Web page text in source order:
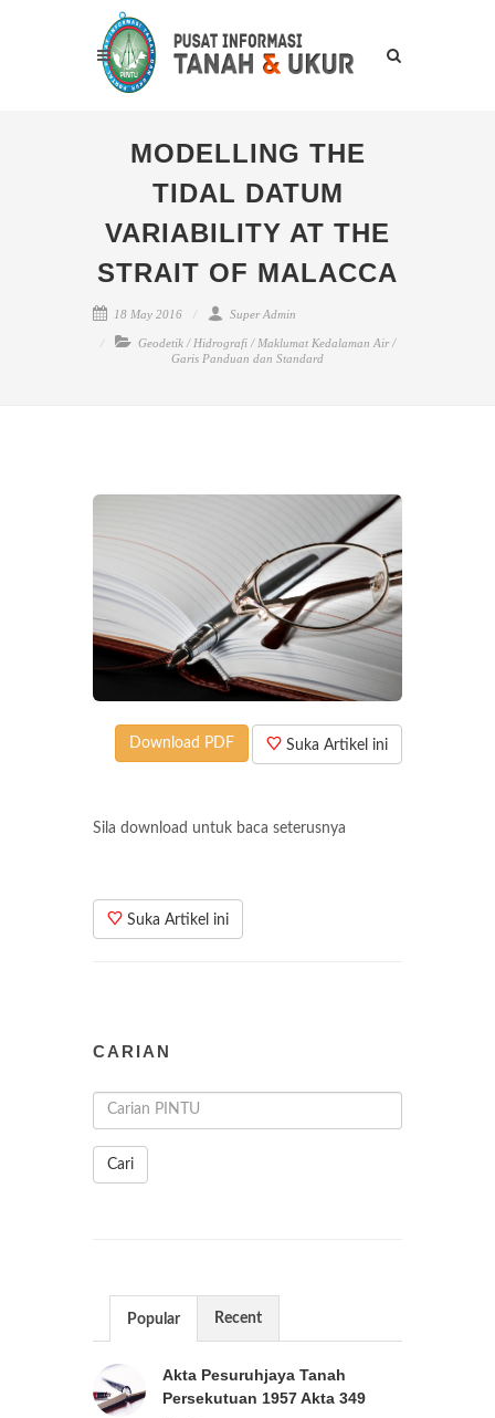
MODELLING THE
TIDAL DATUM
VARIABILITY AT THE
STRAIT OF MALACCA
18 May 2016 Super Admin
Geodetik/ Hidrografi/ Maklumat Kedalaman Air/
Garis Panduan dan Standard
Suka Artikel ini
Download PDF
Sila download untuk baca seterusnya
Suka Artikel ini
CARIAN
Cari
Popular Recent
Akta Pesuruhjaya Tanah
Persekutuan 1957 Akta 349